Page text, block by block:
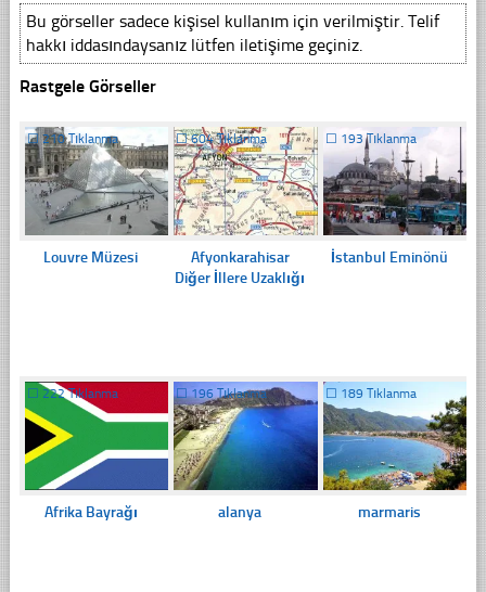
Bu görseller sadece kişisel kullanım için verilmiştir. Telif
hakkı iddasındaysanız lütfen iletişime geçiniz.
Rastgele Görseller
☐ 210 Tıklanma
Louvre Müzesi
☐604 Tıklanma
Afyonkarahisar
Diğer İllere Uzaklığı
☐ 193 Tıklanma
İstanbul Eminönü
☐ 222 Tıklanma
Afrika Bayrağı
☐196 Tıklanma
alanya
☐ 189 Tıklanma
marmaris